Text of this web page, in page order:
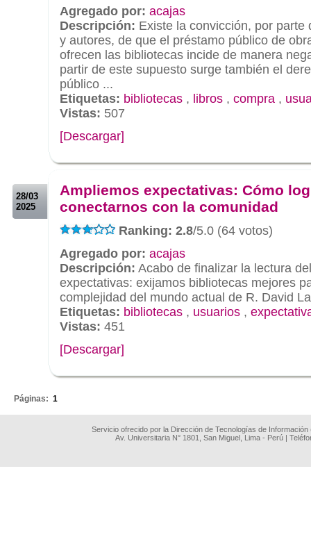
Agregado por: acajas
Descripción: Existe la convicción, por parte
y autores, de que el préstamo público de
ofrecen las bibliotecas incide de manera
partir de este supuesto surge también el
público ...
Etiquetas: bibliotecas , libros , compra ,
Vistas: 507
[Descargar]
28/03
2025
Ampliemos expectativas: Cómo
conectarnos con la comunidad
Ranking: 2.8/5.0 (64 votos)
Agregado por: acajas
Descripción: Acabo de finalizar la lectura
expectativas: exijamos bibliotecas mejores
complejidad del mundo actual de R. David
Etiquetas: bibliotecas , usuarios ,
Vistas: 451
[Descargar]
Páginas: 1
Servicio ofrecido por la Dirección de Tecnologías de
Av. Universitaria N° 1801, San Miguel, Lima - Perú |